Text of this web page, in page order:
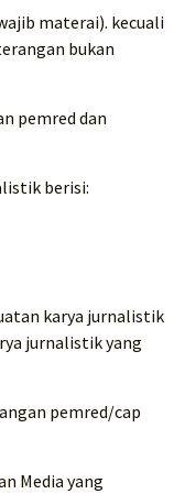
materai). kecuali
bukan
pemred dan
berisi:
karya jurnalistik
jurnalistik yang
pemred/cap
Media yang